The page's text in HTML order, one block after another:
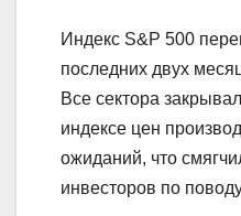
Индекс S&P 500
последних двух
Все сектора
индексе цен
ожиданий, что
инвесторов по